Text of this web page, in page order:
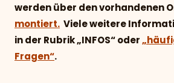
werden über den vorhandenen
montiert. Viele weitere
in der Rubrik „INFOS“ oder
Fragen“.